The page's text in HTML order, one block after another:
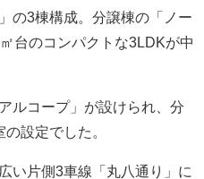
の3棟構成。分譲棟の「ノー
台のコンパクトな3LDKが中
ルコープ」が設けられ、分
設定でした。
い片側3車線「丸八通り」に